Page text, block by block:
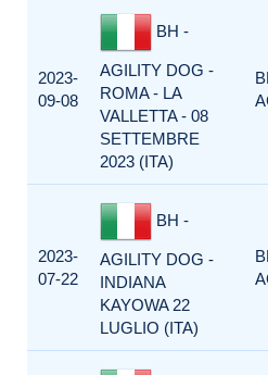
2023-
09-08
BH -
AGILITY DOG -
ROMA - LA
VALLETTA - 08
SETTEMBRE
2023 (ITA)
2023-
07-22
BH -
AGILITY DOG -
INDIANA
KAYOWA 22
LUGLIO (ITA)